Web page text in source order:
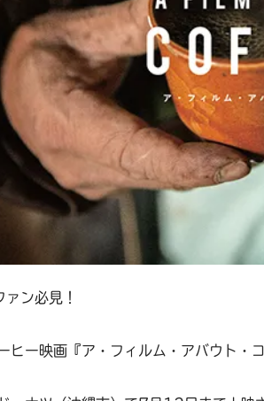
ン必見！
ヒー映画『ア・フィルム・アバウト・